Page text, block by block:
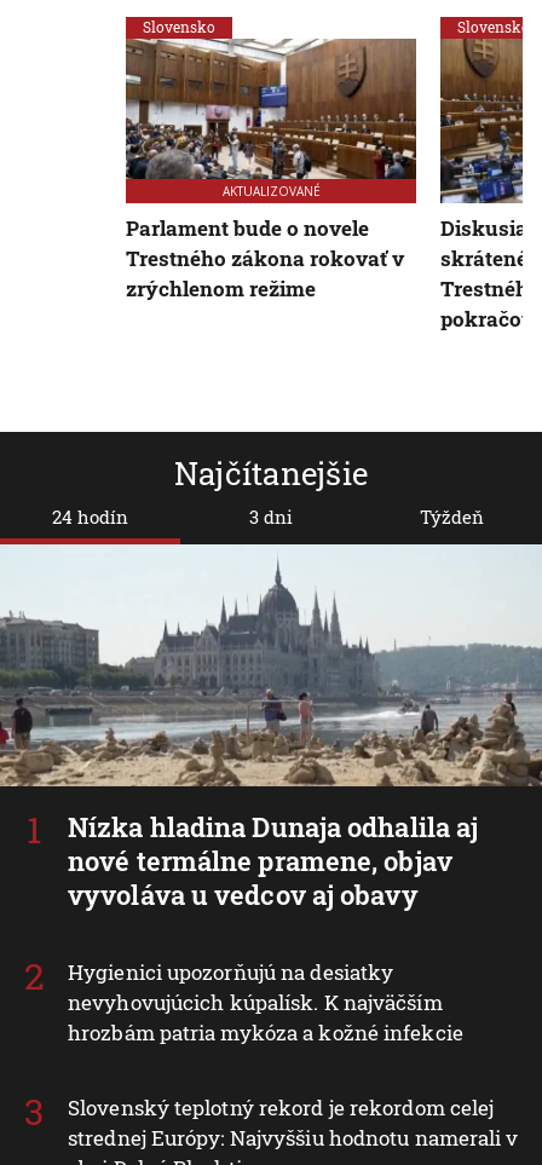
Najčítanejšie
24 hodín
Nízka hladina Dunaja odhalila aj
nové termálne pramene, objav
vyvoláva u vedcov aj obavy
Hygienici upozorňujú na desiatky
nevyhovujúcich kúpalísk. K najväčším
hrozbám patria mykóza a kožné infekcie
Slovenský teplotný rekord je rekordom celej
strednej Európy: Najvyššiu hodnotu namerali v
3 dni Týždeň
Slovensko
AKTUALIZOVANÉ
Parlament bude o novele
Trestného zákona rokovať v
zrýchlenom režime
Slovensko
Diskusia
skrátené